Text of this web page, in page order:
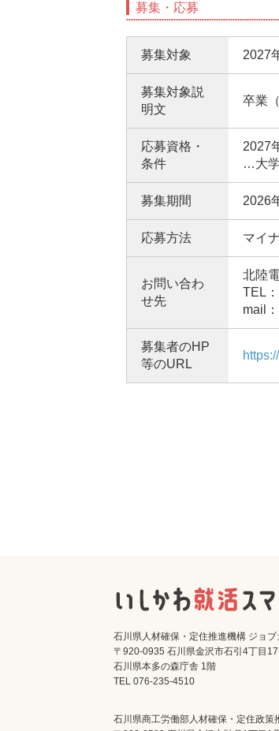
募集・応募
募集対象 2027
募集対象説
明文
卒業
応募資格・
条件
2027
…大
募集期間 2026
応募方法 マイ
お問い合わ
せ先
北陸
TEL
mail
募集者のHP
等のURL
石川県人材確保・定住推進機構 ジョブ
〒920-0935 石川県金沢市石引4丁目
石川県本多の森庁舎 1階
TEL 076-235-4510
石川県商工労働部人材確保・定住政策